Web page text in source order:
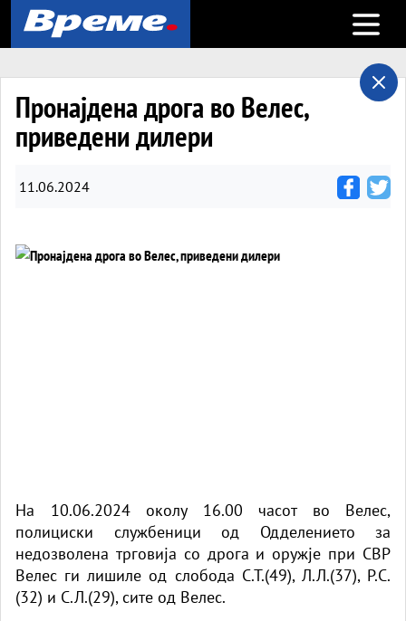
Open
Пронајдена дрога во Велес,
приведени дилери
11.06.2024
На 10.06.2024 околу 16.00 часот во Велес,
полициски службеници од Одделението за
недозволена трговија со дрога и оружје при СВР
Велес ги лишиле од слобода С.Т.(49), Л.Л.(37), Р.С.
(32) и С.Л.(29), сите од Велес.